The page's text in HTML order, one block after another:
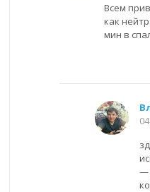
Всем
как
мин в
—